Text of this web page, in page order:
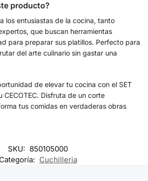
producto?
los entusiastas de la cocina, tanto
que buscan herramientas
para preparar sus platillos. Perfecto para
del arte culinario sin gastar una
de elevar tu cocina con el SET
CECOTEC. Disfruta de un corte
tus comidas en verdaderas obras
SKU: 850105000
Categoría: Cuchilleria